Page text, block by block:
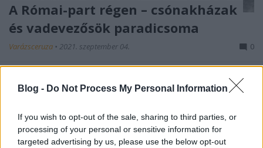
Blog - Do Not Process My Personal Information
If you wish to opt-out of the sale, sharing to third parties, or
processing of your personal or sensitive information for
targeted advertising by us, please use the below opt-out
A Római-part régen – csónakházak
és vadevezősök paradicsoma
Varázsceruza • 2021. szeptember 04. 0
A cikk az Énbudapestem oldalán jelent meg, 2021.
július 30-án.
Fortepan, Révay Péter, 1934.
A Római-part a Népszigetről.